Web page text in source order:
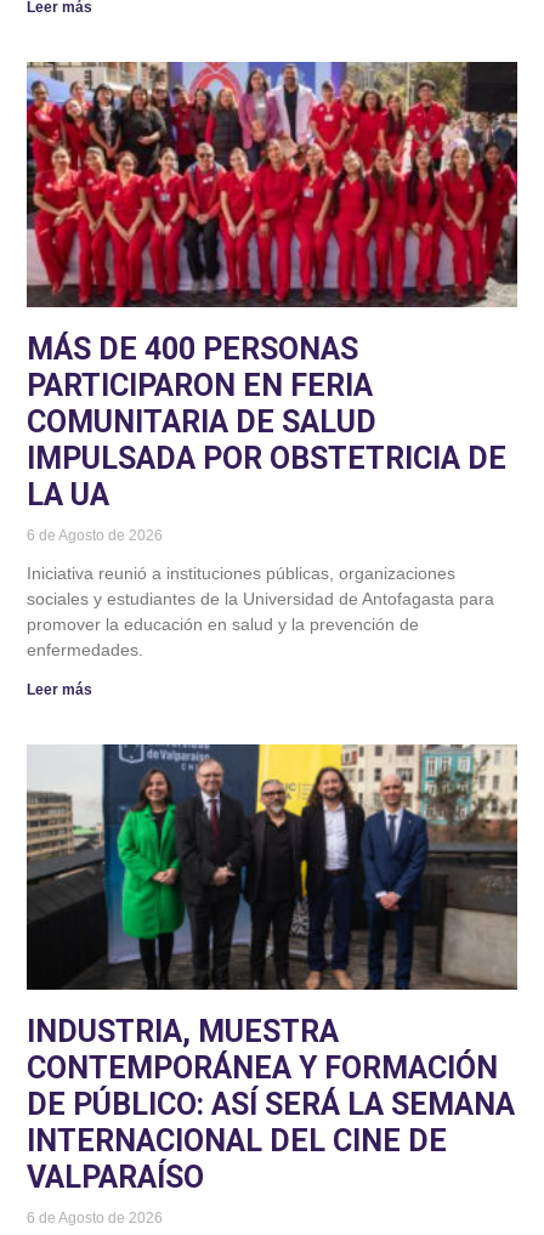
Leer más
MÁS DE 400 PERSONAS
PARTICIPARON EN FERIA
COMUNITARIA DE SALUD
IMPULSADA POR OBSTETRICIA DE
LA UA
6 de Agosto de 2026
Iniciativa reunió a instituciones públicas, organizaciones
sociales y estudiantes de la Universidad de Antofagasta para
promover la educación en salud y la prevención de
enfermedades.
Leer más
INDUSTRIA, MUESTRA
CONTEMPORÁNEA Y FORMACIÓN
DE PÚBLICO: ASÍ SERÁ LA SEMANA
INTERNACIONAL DEL CINE DE
VALPARAÍSO
6 de Agosto de 2026